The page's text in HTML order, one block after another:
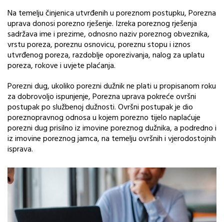
Na temelju činjenica utvrđenih u poreznom postupku, Porezna
uprava donosi porezno rješenje. Izreka poreznog rješenja
sadržava ime i prezime, odnosno naziv poreznog obveznika,
vrstu poreza, poreznu osnovicu, poreznu stopu i iznos
utvrđenog poreza, razdoblje oporezivanja, nalog za uplatu
poreza, rokove i uvjete plaćanja.
Porezni dug, ukoliko porezni dužnik ne plati u propisanom roku
za dobrovoljo ispunjenje, Porezna uprava pokreće ovršni
postupak po službenoj dužnosti. Ovršni postupak je dio
poreznopravnog odnosa u kojem porezno tijelo naplaćuje
porezni dug prisilno iz imovine poreznog dužnika, a podredno i
iz imovine poreznog jamca, na temelju ovršnih i vjerodostojnih
isprava.